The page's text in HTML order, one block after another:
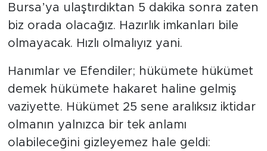
Bursa’ya ulaştırdıktan 5 dakika sonra zaten
biz orada olacağız. Hazırlık imkanları bile
olmayacak. Hızlı olmalıyız yani.
Hanımlar ve Efendiler; hükümete hükümet
demek hükümete hakaret haline gelmiş
vaziyette. Hükümet 25 sene aralıksız iktidar
olmanın yalnızca bir tek anlamı
olabileceğini gizleyemez hale geldi: